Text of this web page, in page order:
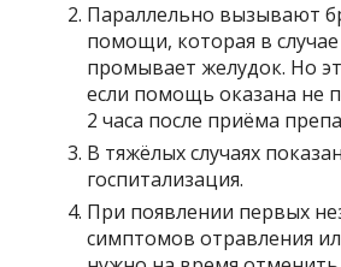
Параллельно вызывают
помощи, которая в
промывает желудок. Но
если помощь оказана не
2 часа после приёма
В тяжёлых случаях
госпитализация.
При появлении первых
симптомов отравления